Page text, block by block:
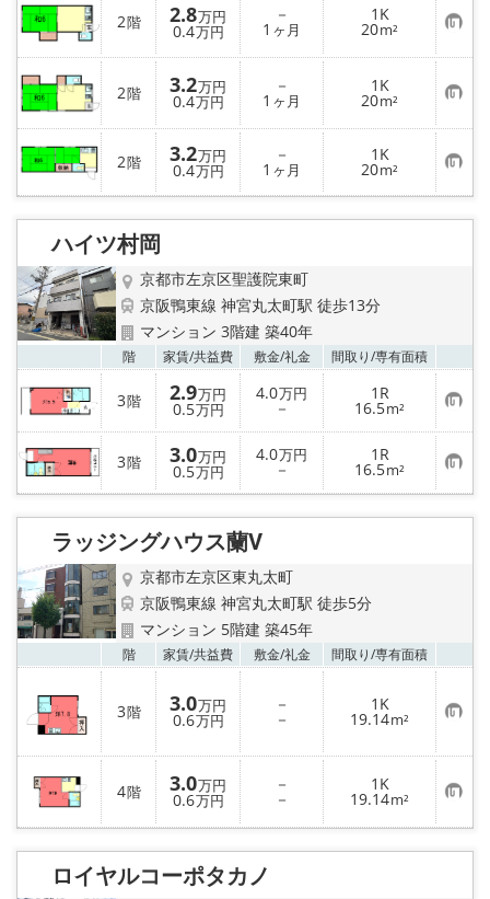
2階 2.8万円
0.4万円
－
1 ヶ月
1K
20m² お
気
に
入
り
登
録
2階 3.2万円
0.4万円
－
1 ヶ月
1K
20m² お
気
に
入
り
登
録
2階 3.2万円
0.4万円
－
1 ヶ月
1K
20m² お
気
に
入
ハイツ村岡
京都市左京区聖護院東町
京阪鴨東線 神宮丸太町駅 徒歩13分
マンション 3階建 築40年
階 家賃/共益費 敷金/礼金 間取り/専有面積
3階 2.9万円
0.5万円
4.0万円
－
1R
16.5m² お
気
に
入
り
登
録
3階 3.0万円
0.5万円
4.0万円
－
1R
16.5m² お
気
に
入
ラッジングハウス蘭Ⅴ
京都市左京区東丸太町
京阪鴨東線 神宮丸太町駅 徒歩5分
マンション 5階建 築45年
階 家賃/共益費 敷金/礼金 間取り/専有面積
3階 3.0万円
0.6万円
－
－
1K
19.14m² お
気
に
入
り
登
録
4階 3.0万円
0.6万円
－
－
1K
19.14m² お
気
に
ロイヤルコーポタカノ